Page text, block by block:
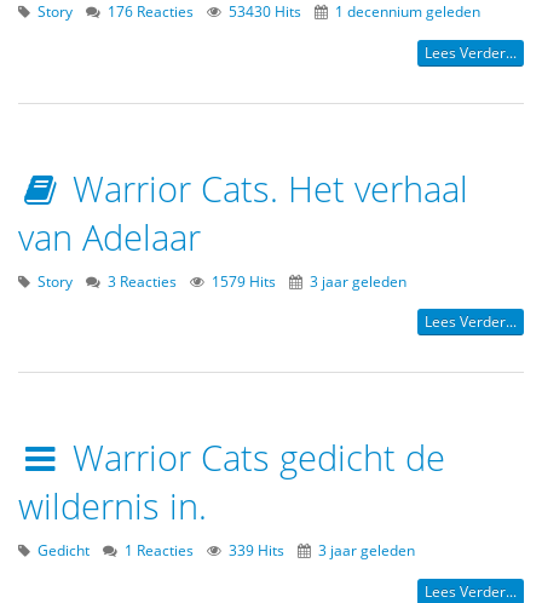
Story 176 Reacties 53430 Hits 1 decennium geleden
Lees Verder...
Warrior Cats. Het verhaal
van Adelaar
Story 3 Reacties 1579 Hits 3 jaar geleden
Lees Verder...
Warrior Cats gedicht de
wildernis in.
Gedicht 1 Reacties 339 Hits 3 jaar geleden
Lees Verder...